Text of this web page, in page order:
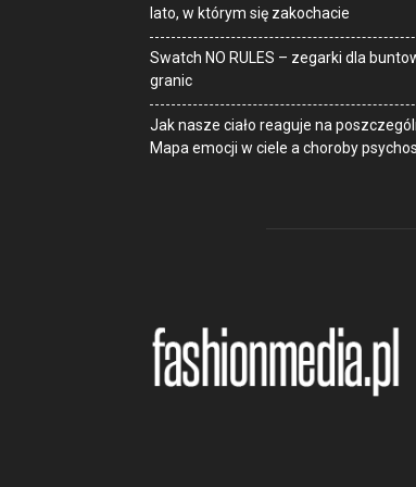
lato, w którym się zakochacie
Swatch NO RULES – zegarki dla
granic
Jak nasze ciało reaguje na
Mapa emocji w ciele a choroby